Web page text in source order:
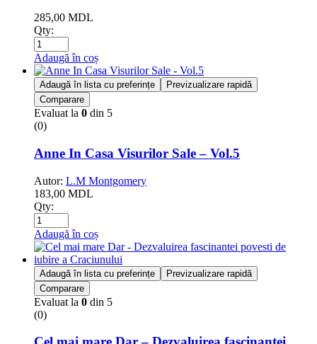
285,00 MDL
Qty:
Adaugă în coș
Adaugă în lista cu preferințe
Previzualizare rapidă
Comparare
Evaluat la 0 din 5
(0)
Anne In Casa Visurilor Sale – Vol.5
Autor: L.M Montgomery
183,00 MDL
Qty:
Adaugă în coș
Adaugă în lista cu preferințe
Previzualizare rapidă
Comparare
Evaluat la 0 din 5
(0)